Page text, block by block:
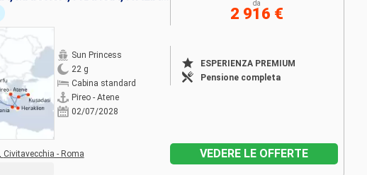
Sun Princess
22 g
Cabina standard
Pireo - Atene
02/07/2028
ESPERIENZA PREMIUM
Pensione completa
da
2 916 €
Civitavecchia - Roma VEDERE LE OFFERTE